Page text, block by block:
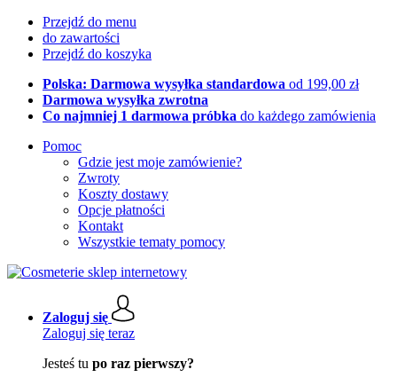
Przejdź do menu
do zawartości
Przejdź do koszyka
Polska: Darmowa wysyłka standardowa od 199,00 zł
Darmowa wysyłka zwrotna
Co najmniej 1 darmowa próbka do każdego zamówienia
Pomoc
Gdzie jest moje zamówienie?
Zwroty
Koszty dostawy
Opcje płatności
Kontakt
Wszystkie tematy pomocy
Zaloguj się
Zaloguj się teraz
Jesteś tu po raz pierwszy?